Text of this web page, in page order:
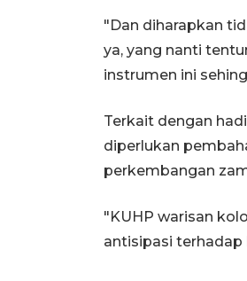
"Dan diharapkan
ya, yang nanti
instrumen ini
Terkait dengan
diperlukan
perkembangan
"KUHP warisan
antisipasi terhadap